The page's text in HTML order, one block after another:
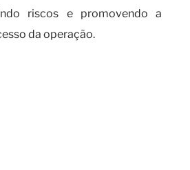
riscos e promovendo a
da operação.